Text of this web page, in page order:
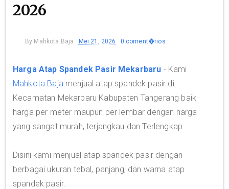
2026
By Mahkota Baja Mei 21, 2026 0 coment�rios
Harga Atap Spandek Pasir Mekarbaru - Kami
Mahkota Bajamenjual atap spandek pasir di
Kecamatan Mekarbaru Kabupaten Tangerang baik
harga per meter maupun per lembar dengan harga
yang sangat murah, terjangkau dan Terlengkap.
Disini kami menjual atap spandek pasir dengan
berbagai ukuran tebal, panjang, dan warna atap
spandek pasir.